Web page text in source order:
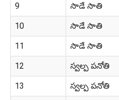
9 సాడే సాతి
10 సాడే సాతి
11 సాడే సాతి
12 స్వల్ప పనోతి
13 స్వల్ప పనోతి